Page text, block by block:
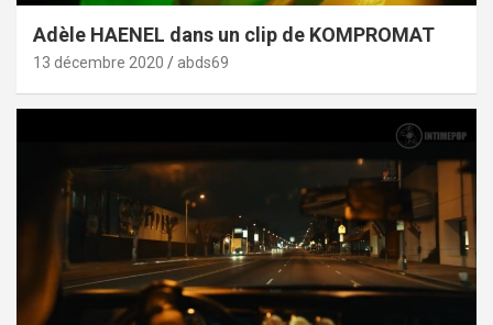
Adèle HAENEL dans un clip de KOMPROMAT
13 décembre 2020 abds69